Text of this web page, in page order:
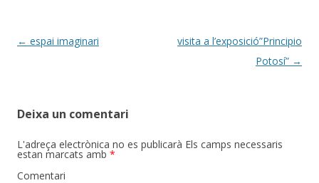
Post
← espai imaginari
visita a l’exposició”Principio
Potosí” →
Deixa un comentari
L'adreça electrònica no es publicarà Els camps necessaris
estan marcats amb *
Comentari